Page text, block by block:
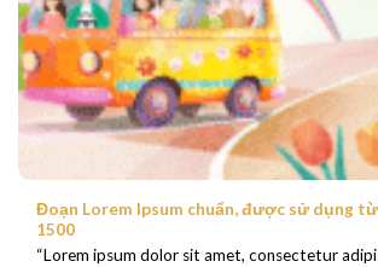
Đoạn Lorem Ipsum chuẩn, được sử dụng
1500
“Lorem ipsum dolor sit amet, consectetur